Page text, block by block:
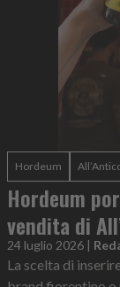
Hordeum
Hordeum
vendita di
24 luglio 2026 |
La scelta di